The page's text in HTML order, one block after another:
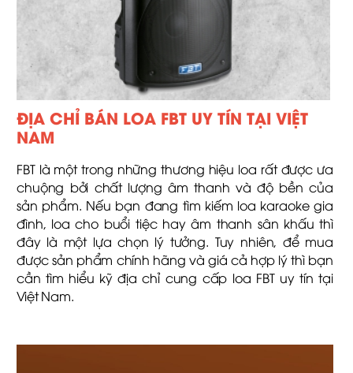
ĐỊA CHỈ BÁN LOA FBT UY TÍN TẠI VIỆT
NAM
FBT là một trong những thương hiệu loa rất được ưa
chuộng bởi chất lượng âm thanh và độ bền của
sản phẩm. Nếu bạn đang tìm kiếm loa karaoke gia
đình, loa cho buổi tiệc hay âm thanh sân khấu thì
đây là một lựa chọn lý tưởng. Tuy nhiên, để mua
được sản phẩm chính hãng và giá cả hợp lý thì bạn
cần tìm hiểu kỹ địa chỉ cung cấp loa FBT uy tín tại
Việt Nam.